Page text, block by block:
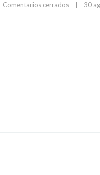
Comentarios cerrados 30